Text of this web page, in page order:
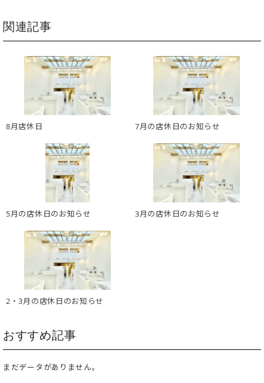
関連記事
8月店休日 7月の店休日のお知らせ
5月の店休日のお知らせ 3月の店休日のお知らせ
2・3月の店休日のお知らせ
おすすめ記事
まだデータがありません。